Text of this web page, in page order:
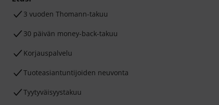
3 vuoden Thomann-takuu
30 päivän money-back-takuu
Korjauspalvelu
Tuoteasiantuntijoiden neuvonta
Tyytyväisyystakuu